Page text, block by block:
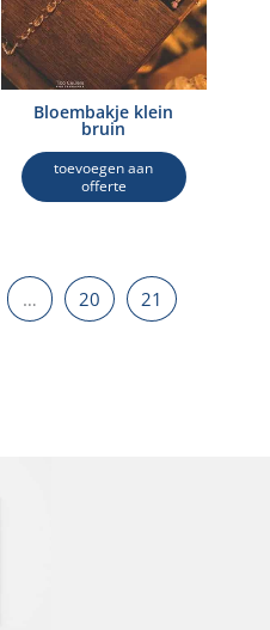
Bloembakje klein
bruin
toevoegen aan
offerte
… 20 21